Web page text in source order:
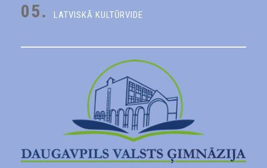
05. LATVISKĀ KULTŪRVIDE